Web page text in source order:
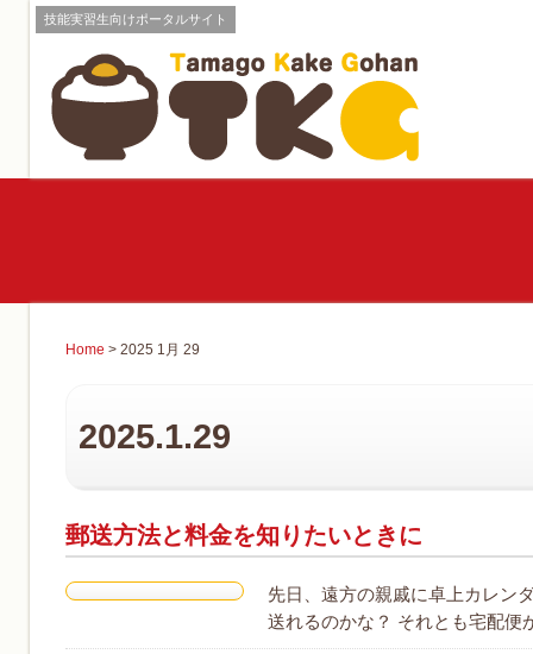
技能実習生向けポータルサイト
Home > 2025 1月 29
2025.1.29
郵送方法と料金を知りたいときに
先日、遠方の親戚に卓上カレン
送れるのかな？ それとも宅配